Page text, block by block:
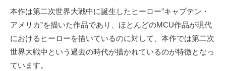
本作は第二次世界大戦中に誕生したヒーロー”キャプテン・
アメリカ”を描いた作品であり、ほとんどのMCU作品が現代
におけるヒーローを描いているのに対して、本作では第二次
世界大戦中という過去の時代が描かれているのが特徴となっ
ています。